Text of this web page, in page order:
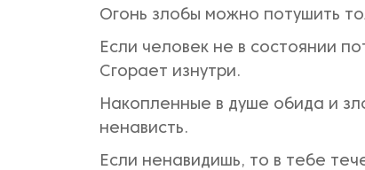
Огонь злобы можно потушить
Если человек не в состоянии
Сгорает изнутри.
Накопленные в душе обида и
ненависть.
Если ненавидишь, то в тебе